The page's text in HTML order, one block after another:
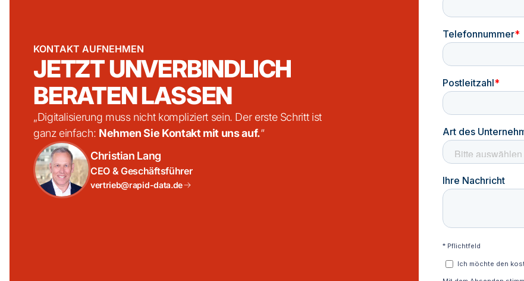
KONTAKT AUFNEHMEN
JETZT UNVERBINDLICH
BERATEN LASSEN
„Digitalisierung muss nicht kompliziert sein. Der erste Schritt ist
ganz einfach: Nehmen Sie Kontakt mit uns auf.“
Christian Lang
CEO & Geschäftsführer
vertrieb@rapid-data.de